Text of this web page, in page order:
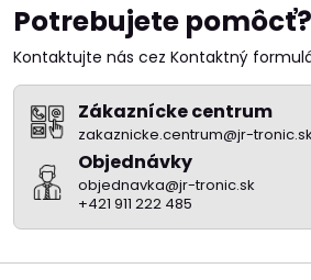
Potrebujete pomôcť?
Kontaktujte nás cez Kontaktný
Zákaznícke centrum
zakaznicke.centrum@jr-tronic.sk
Objednávky
objednavka@jr-tronic.sk
+421 911 222 485